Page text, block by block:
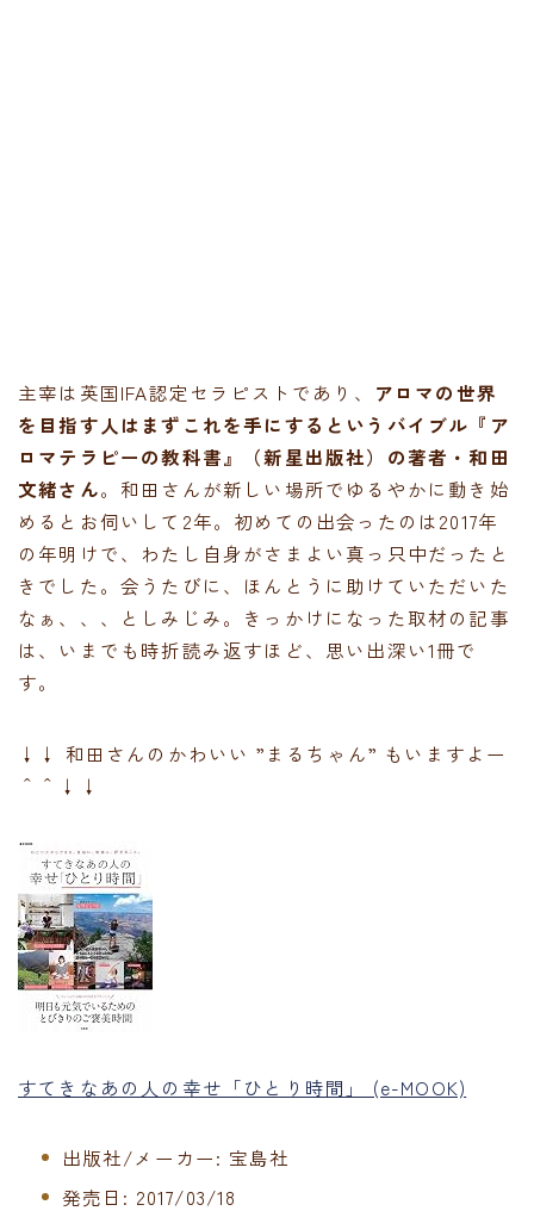
主宰は英国IFA認定セラピストであり、 アロマの世界
を目指す人はまずこれを手にするというバイブル『ア
ロマテラピーの教科書』（新星出版社）の著者・和田
文緒さん。和田さんが新しい場所でゆるやかに動き始
めるとお伺いして2年。初めての出会ったのは2017年
の年明けで、わたし自身がさまよい真っ只中だったと
きでした。会うたびに、ほんとうに助けていただいた
なぁ、、、としみじみ。きっかけになった取材の記事
は、いまでも時折読み返すほど、思い出深い1冊で
す。
↓↓ 和田さんのかわいい ”まるちゃん” もいますよー
＾＾↓↓
すてきなあの人の幸せ「ひとり時間」 (e-MOOK)
出版社/メーカー: 宝島社
発売日: 2017/03/18